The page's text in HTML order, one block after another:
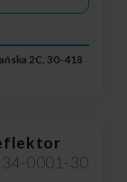
2C, 30-418
34-0001-30